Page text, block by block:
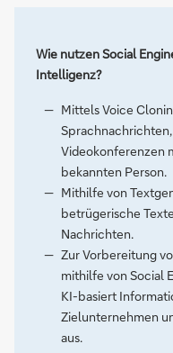
Wie nutzen Social
Intelligenz?
Mittels Voice
Videokonferenzen
bekannten Person.
Mithilfe von
betrügerische
Nachrichten.
Zur Vorbereitung
mithilfe von Social
KI-basiert
Zielunternehmen
aus.